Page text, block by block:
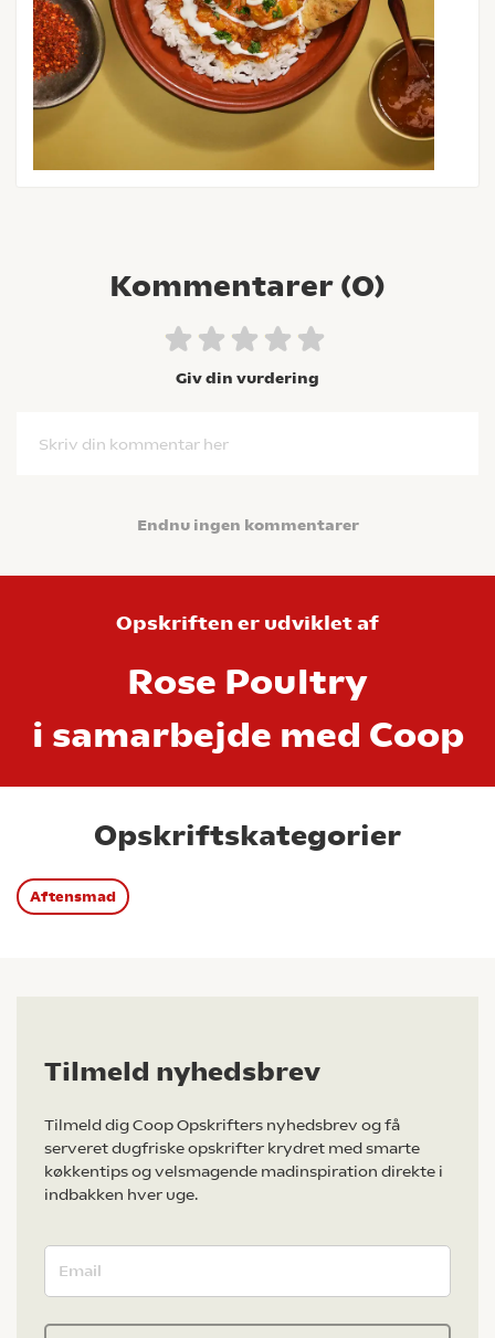
Kommentarer (0)
Giv din vurdering
Skriv din kommentar her
Endnu ingen kommentarer
Opskriften er udviklet af
Rose Poultry
i samarbejde med Coop
Opskriftskategorier
Aftensmad
Tilmeld nyhedsbrev
Tilmeld dig Coop Opskrifters nyhedsbrev og få
serveret dugfriske opskrifter krydret med smarte
køkkentips og velsmagende madinspiration direkte i
indbakken hver uge.